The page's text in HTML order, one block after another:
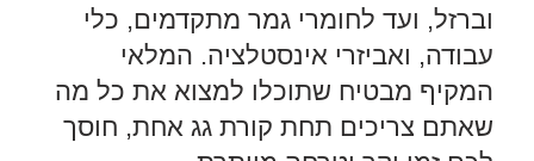
וברזל, ועד לחומרי גמר מתקדמים, כלי
עבודה, ואביזרי אינסטלציה. המלאי
המקיף מבטיח שתוכלו למצוא את כל מה
שאתם צריכים תחת קורת גג אחת, חוסך